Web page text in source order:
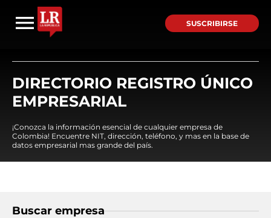
SUSCRIBIRSE
DIRECTORIO REGISTRO ÚNICO
EMPRESARIAL
¡Conozca la información esencial de cualquier empresa de
Colombia! Encuentre NIT, dirección, teléfono, y mas en la base de
datos empresarial mas grande del país.
Buscar empresa